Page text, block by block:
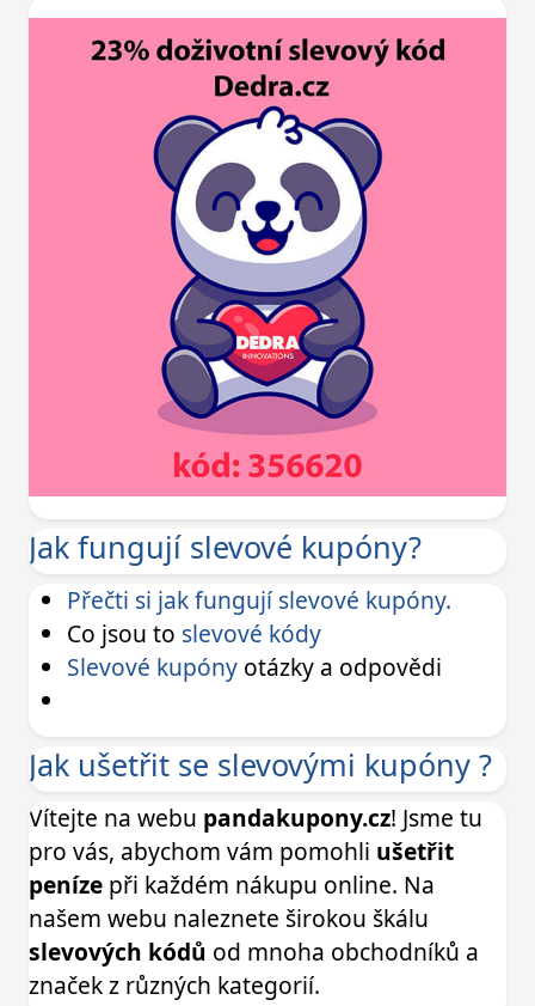
Jak fungují slevové kupóny?
Přečti si jak fungují slevové kupóny.
Co jsou to slevové kódy
Slevové kupóny otázky a odpovědi
Jak ušetřit se slevovými kupóny ?
Vítejte na webu pandakupony.cz! Jsme tu
pro vás, abychom vám pomohli ušetřit
peníze při každém nákupu online. Na
našem webu naleznete širokou škálu
slevových kódů od mnoha obchodníků a
značek z různých kategorií.